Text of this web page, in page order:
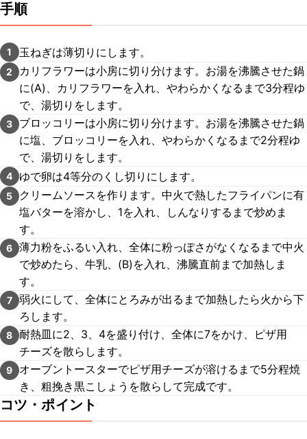
手順
1 玉ねぎは薄切りにします。
2
カリフラワーは小房に切り分けます。お湯を沸騰させた鍋
に(A)、カリフラワーを入れ、やわらかくなるまで3分程ゆ
で、湯切りをします。
3
ブロッコリーは小房に切り分けます。お湯を沸騰させた鍋
に塩、ブロッコリーを入れ、やわらかくなるまで2分程ゆ
で、湯切りをします。
4 ゆで卵は4等分のくし切りにします。
5
クリームソースを作ります。中火で熱したフライパンに有
塩バターを溶かし、1を入れ、しんなりするまで炒めま
す。
6 薄力粉をふるい入れ、全体に粉っぽさがなくなるまで中火
で炒めたら、牛乳、(B)を入れ、沸騰直前まで加熱しま
す。
7 弱火にして、全体にとろみが出るまで加熱したら火から下
ろします。
8 耐熱皿に2、3、4を盛り付け、全体に7をかけ、ピザ用
チーズを散らします。
9
オーブントースターでピザ用チーズが溶けるまで5分程焼
き、粗挽き黒こしょうを散らして完成です。
コツ・ポイント